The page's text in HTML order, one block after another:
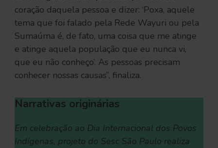
coração daquela pessoa e dizer: ‘Poxa, aquele
tema que foi falado pela Rede Wayuri ou pela
Sumaúma é, de fato, uma coisa que me atinge
e atinge aquela população que eu nunca vi,
que eu não conheço’. As pessoas precisam
conhecer nossas causas”, finaliza.
Narrativas originárias
Em celebração ao Dia Internacional dos Povos
Indígenas, projeto do Sesc São Paulo realiza